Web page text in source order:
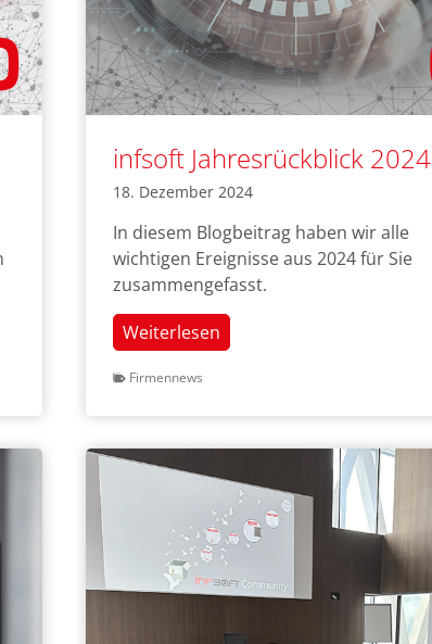
infsoft Jahresrückblick 2024
18. Dezember 2024
In diesem Blogbeitrag haben wir alle
wichtigen Ereignisse aus 2024 für Sie
zusammengefasst.
Weiterlesen
Jahresrückblick
Firmennews